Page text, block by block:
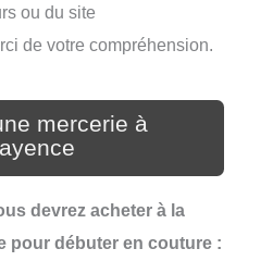
ou du site
de votre compréhension.
mercerie à
devrez acheter à la
pour débuter en couture :